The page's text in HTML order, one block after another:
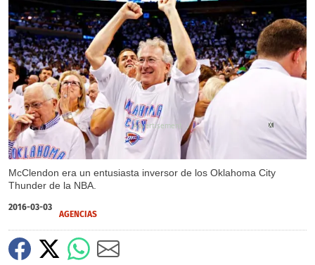
McClendon era un entusiasta inversor de los Oklahoma City
Thunder de la NBA.
X
X
X
2016-03-03
AGENCIAS